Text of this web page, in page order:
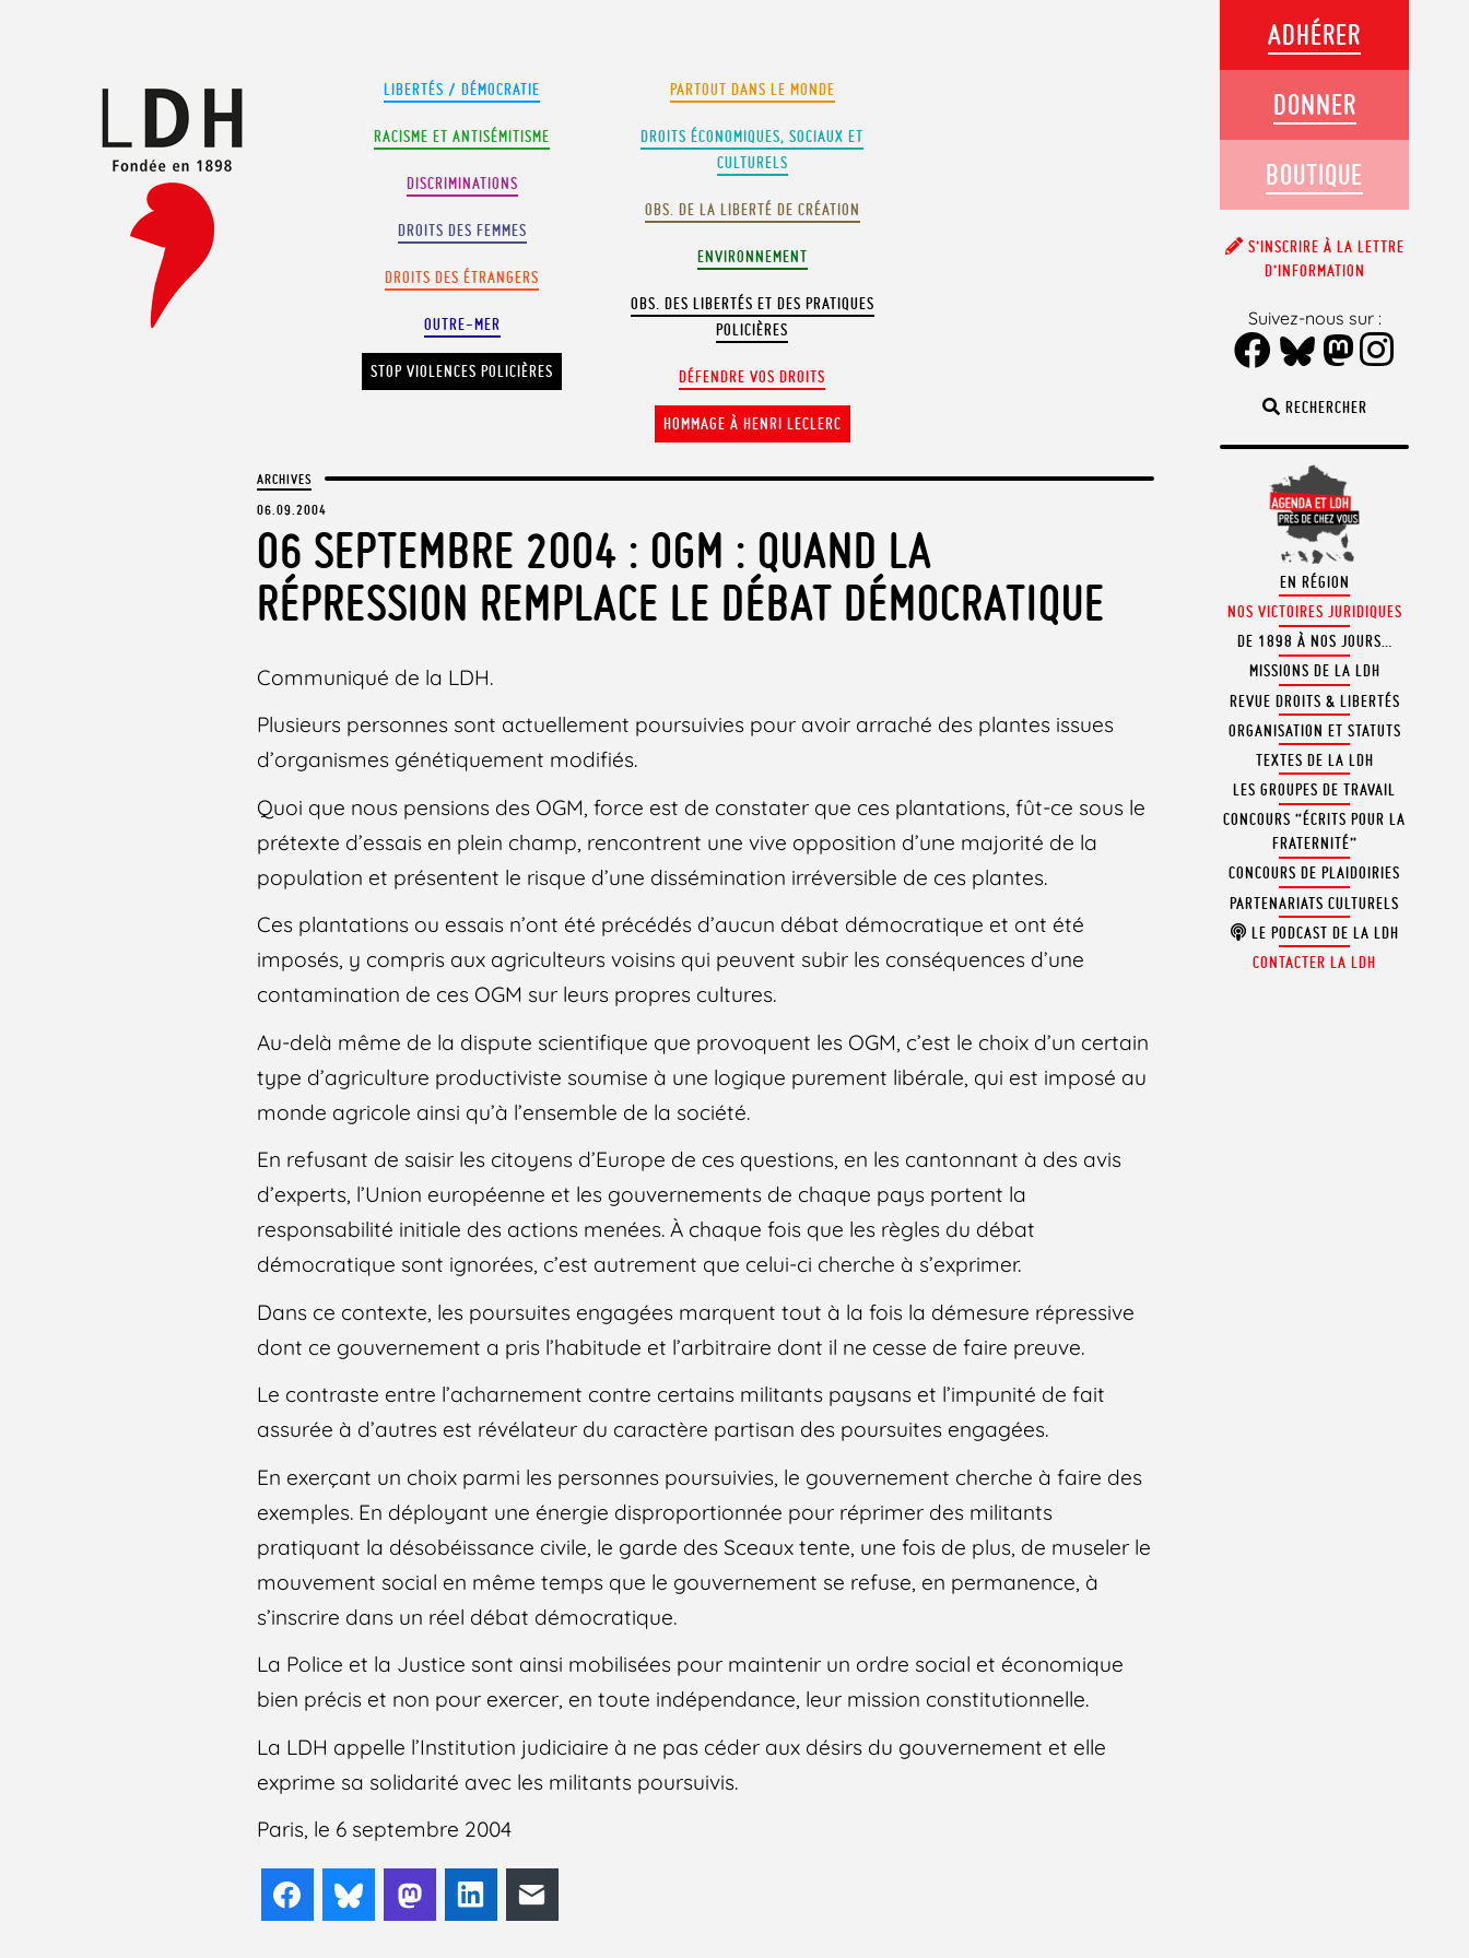
LIBERTÉS / DÉMOCRATIE
RACISME ET ANTISÉMITISME
DISCRIMINATIONS
DROITS DES FEMMES
DROITS DES ÉTRANGERS
OUTRE-MER
STOP VIOLENCES POLICIÈRES
PARTOUT DANS LE MONDE
DROITS ÉCONOMIQUES, SOCIAUX ET
CULTURELS
OBS. DE LA LIBERTÉ DE CRÉATION
ENVIRONNEMENT
OBS. DES LIBERTÉS ET DES PRATIQUES
POLICIÈRES
DÉFENDRE VOS DROITS
HOMMAGE À HENRI LECLERC
ARCHIVES
06.09.2004
06 SEPTEMBRE 2004 : OGM : QUAND LA
RÉPRESSION REMPLACE LE DÉBAT DÉMOCRATIQUE
Communiqué de la LDH.
Plusieurs personnes sont actuellement poursuivies pour avoir arraché des plantes issues
d’organismes génétiquement modifiés.
Quoi que nous pensions des OGM, force est de constater que ces plantations, fût-ce sous le
prétexte d’essais en plein champ, rencontrent une vive opposition d’une majorité de la
population et présentent le risque d’une dissémination irréversible de ces plantes.
Ces plantations ou essais n’ont été précédés d’aucun débat démocratique et ont été
imposés, y compris aux agriculteurs voisins qui peuvent subir les conséquences d’une
contamination de ces OGM sur leurs propres cultures.
Au-delà même de la dispute scientifique que provoquent les OGM, c’est le choix d’un certain
type d’agriculture productiviste soumise à une logique purement libérale, qui est imposé au
monde agricole ainsi qu’à l’ensemble de la société.
En refusant de saisir les citoyens d’Europe de ces questions, en les cantonnant à des avis
d’experts, l’Union européenne et les gouvernements de chaque pays portent la
responsabilité initiale des actions menées. À chaque fois que les règles du débat
démocratique sont ignorées, c’est autrement que celui-ci cherche à s’exprimer.
Dans ce contexte, les poursuites engagées marquent tout à la fois la démesure répressive
dont ce gouvernement a pris l’habitude et l’arbitraire dont il ne cesse de faire preuve.
Le contraste entre l’acharnement contre certains militants paysans et l’impunité de fait
assurée à d’autres est révélateur du caractère partisan des poursuites engagées.
En exerçant un choix parmi les personnes poursuivies, le gouvernement cherche à faire des
exemples. En déployant une énergie disproportionnée pour réprimer des militants
pratiquant la désobéissance civile, le garde des Sceaux tente, une fois de plus, de museler le
mouvement social en même temps que le gouvernement se refuse, en permanence, à
s’inscrire dans un réel débat démocratique.
La Police et la Justice sont ainsi mobilisées pour maintenir un ordre social et économique
bien précis et non pour exercer, en toute indépendance, leur mission constitutionnelle.
La LDH appelle l’Institution judiciaire à ne pas céder aux désirs du gouvernement et elle
exprime sa solidarité avec les militants poursuivis.
Paris, le 6 septembre 2004
FacebookBlueskyMastodonLinkedIn
RECHERCHER
EN RÉGION
NOS VICTOIRES JURIDIQUES
DE 1898 À NOS JOURS…
MISSIONS DE LA LDH
REVUE DROITS & LIBERTÉS
ORGANISATION ET STATUTS
TEXTES DE LA LDH
LES GROUPES DE TRAVAIL
CONCOURS “ÉCRITS POUR LA
FRATERNITÉ”
CONCOURS DE PLAIDOIRIES
PARTENARIATS CULTURELS
LE PODCAST DE LA LDH
CONTACTER LA LDH
ADHÉRER
DONNER
BOUTIQUE
S’INSCRIRE À LA LETTRE
D’INFORMATION
Suivez-nous sur :